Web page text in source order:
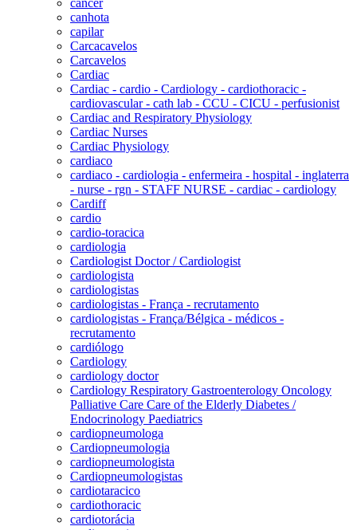
canhota
capilar
Carcacavelos
Carcavelos
Cardiac
Cardiac - cardio - Cardiology - cardiothoracic -
cardiovascular - cath lab - CCU - CICU - perfusionist
Cardiac and Respiratory Physiology
Cardiac Nurses
Cardiac Physiology
cardiaco
cardiaco - cardiologia - enfermeira - hospital - inglaterra
- nurse - rgn - STAFF NURSE - cardiac - cardiology
Cardiff
cardio
cardio-toracica
cardiologia
Cardiologist Doctor / Cardiologist
cardiologista
cardiologistas
cardiologistas - França - recrutamento
cardiologistas - França/Bélgica - médicos -
recrutamento
cardiólogo
Cardiology
cardiology doctor
Cardiology Respiratory Gastroenterology Oncology
Palliative Care Care of the Elderly Diabetes /
Endocrinology Paediatrics
cardiopneumologa
Cardiopneumologia
cardiopneumologista
Cardiopneumologistas
cardiotaracico
cardiothoracic
cardiotorácia